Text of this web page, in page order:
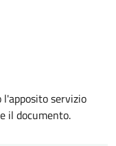
l'apposito servizio
il documento.